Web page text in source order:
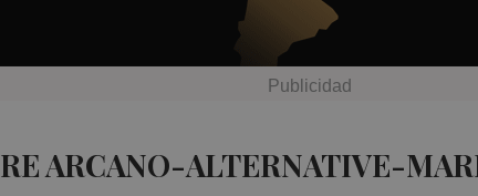
ARCANO-ALTERNATIVE-